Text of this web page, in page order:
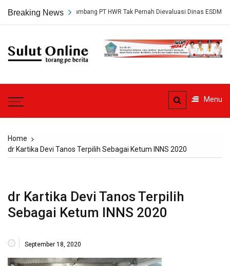
Breaking News
Persetujuan Tambang PT HWR Tak Pernah Dievaluasi Dinas ESDM
Sulut
Menu
Home
dr Kartika Devi Tanos Terpilih Sebagai Ketum INNS 2020
dr Kartika Devi Tanos Terpilih
Sebagai Ketum INNS 2020
September 18, 2020